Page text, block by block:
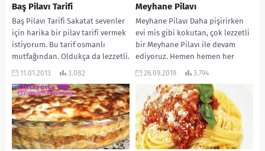
Baş Pilavı Tarifi
Baş Pilavı Tarifi Sakatat sevenler
için harika bir pilav tarifi vermek
istiyorum. Bu tarif osmanlı
mutfağından. Oldukça da lezzetli.
Umarım...
11.01.2013 3.082
Meyhane Pilavı
Meyhane Pilavı Daha pişirirken
evi mis gibi kokutan, çok lezzetli
bir Meyhane Pilavı ile devam
ediyoruz. Hemen hemen her
yemeğin...
26.09.2019 3.794